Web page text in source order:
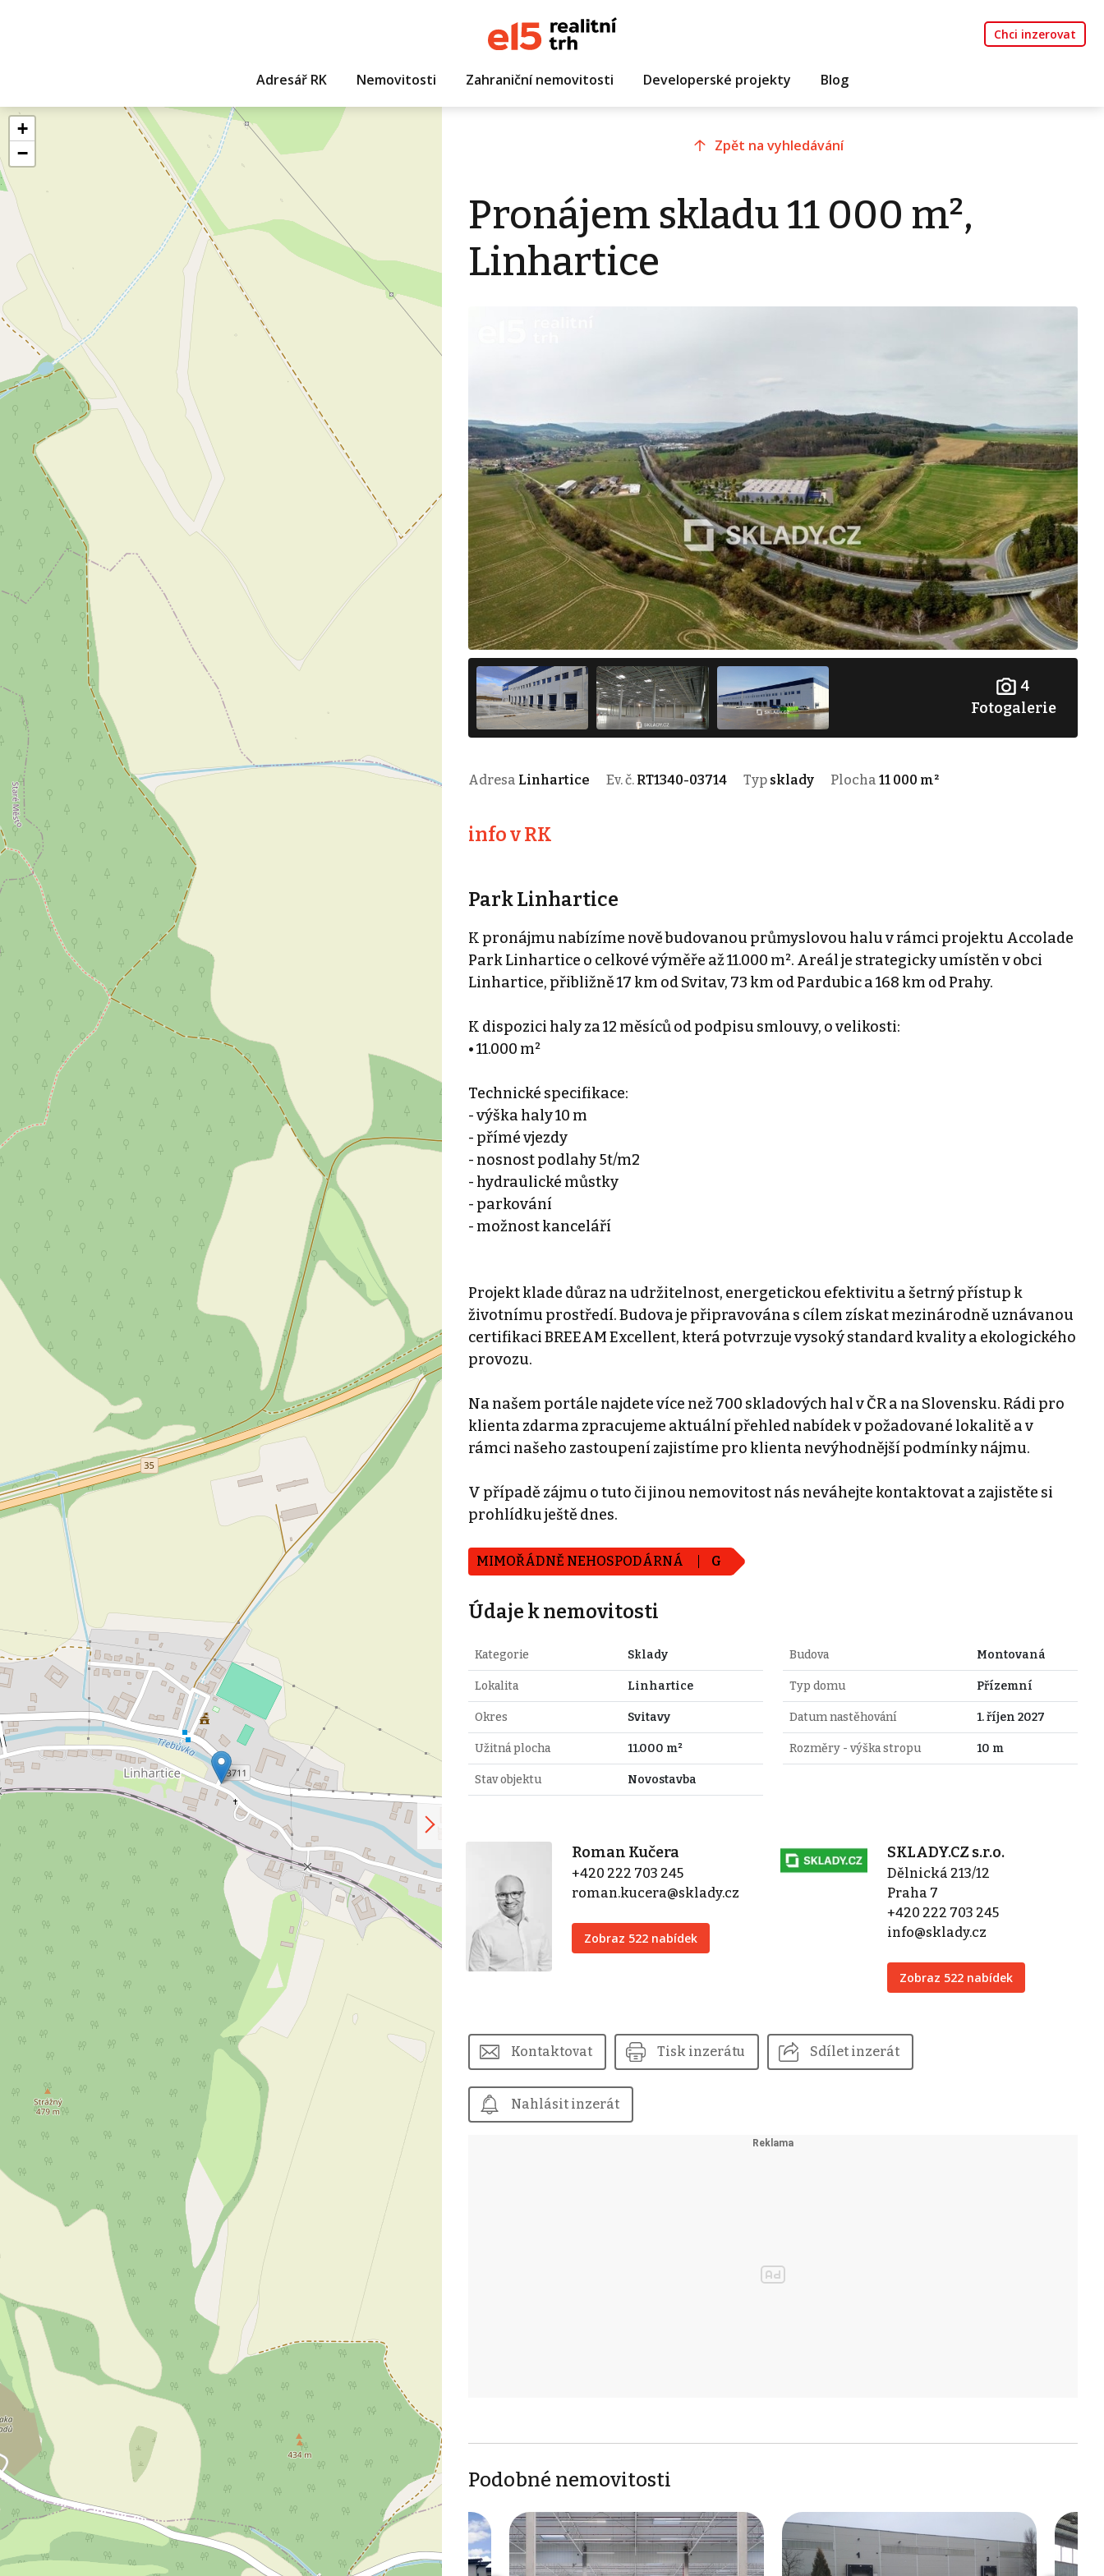
Chci inzerovat
Adresář RK Nemovitosti Zahraniční nemovitosti Developerské projekty Blog
+
−
Zpět na vyhledávání
Pronájem skladu 11 000 m²,
Linhartice
4
Fotogalerie
Adresa Linhartice Ev. č. RT1340-03714 Typ sklady Plocha 11 000 m²
info v RK
Park Linhartice
K pronájmu nabízíme nově budovanou průmyslovou halu v rámci projektu Accolade
Park Linhartice o celkové výměře až 11.000 m². Areál je strategicky umístěn v obci
Linhartice, přibližně 17 km od Svitav, 73 km od Pardubic a 168 km od Prahy.
K dispozici haly za 12 měsíců od podpisu smlouvy, o velikosti:
• 11.000 m²
Technické specifikace:
- výška haly 10 m
- přímé vjezdy
- nosnost podlahy 5t/m2
- hydraulické můstky
- parkování
- možnost kanceláří
Projekt klade důraz na udržitelnost, energetickou efektivitu a šetrný přístup k
životnímu prostředí. Budova je připravována s cílem získat mezinárodně uznávanou
certifikaci BREEAM Excellent, která potvrzuje vysoký standard kvality a ekologického
provozu.
Na našem portále najdete více než 700 skladových hal v ČR a na Slovensku. Rádi pro
klienta zdarma zpracujeme aktuální přehled nabídek v požadované lokalitě a v
rámci našeho zastoupení zajistíme pro klienta nevýhodnější podmínky nájmu.
V případě zájmu o tuto či jinou nemovitost nás neváhejte kontaktovat a zajistěte si
prohlídku ještě dnes.
MIMOŘÁDNĚ NEHOSPODÁRNÁ G
Údaje k nemovitosti
Kategorie Sklady
Lokalita Linhartice
Okres Svitavy
Užitná plocha 11.000 m²
Stav objektu Novostavba
Budova Montovaná
Typ domu Přízemní
Datum nastěhování 1. říjen 2027
Rozměry - výška stropu 10 m
Roman Kučera
+420 222 703 245
roman.kucera@sklady.cz
Zobraz 522 nabídek
SKLADY.CZ s.r.o.
Dělnická 213/12
Praha 7
+420 222 703 245
info@sklady.cz
Zobraz 522 nabídek
Kontaktovat Tisk inzerátu Sdílet inzerát
Nahlásit inzerát
Podobné nemovitosti